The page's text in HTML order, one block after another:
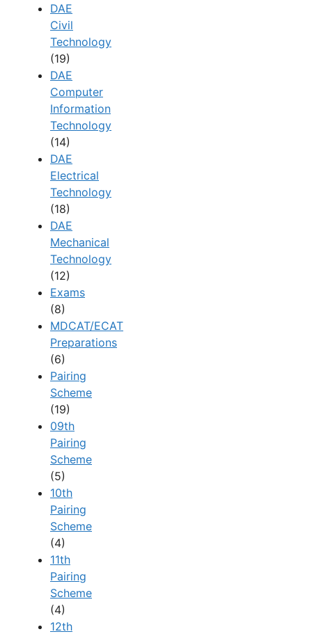
DAE
Civil
Technology
(19)
DAE
Computer
Information
Technology
(14)
DAE
Electrical
Technology
(18)
DAE
Mechanical
Technology
(12)
Exams
(8)
MDCAT/ECAT
Preparations
(6)
Pairing
Scheme
(19)
09th
Pairing
Scheme
(5)
10th
Pairing
Scheme
(4)
11th
Pairing
Scheme
(4)
12th